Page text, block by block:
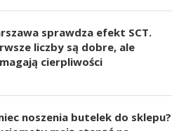
sprawdza efekt SCT.
liczby są dobre, ale
cierpliwości
noszenia butelek do sklepu?